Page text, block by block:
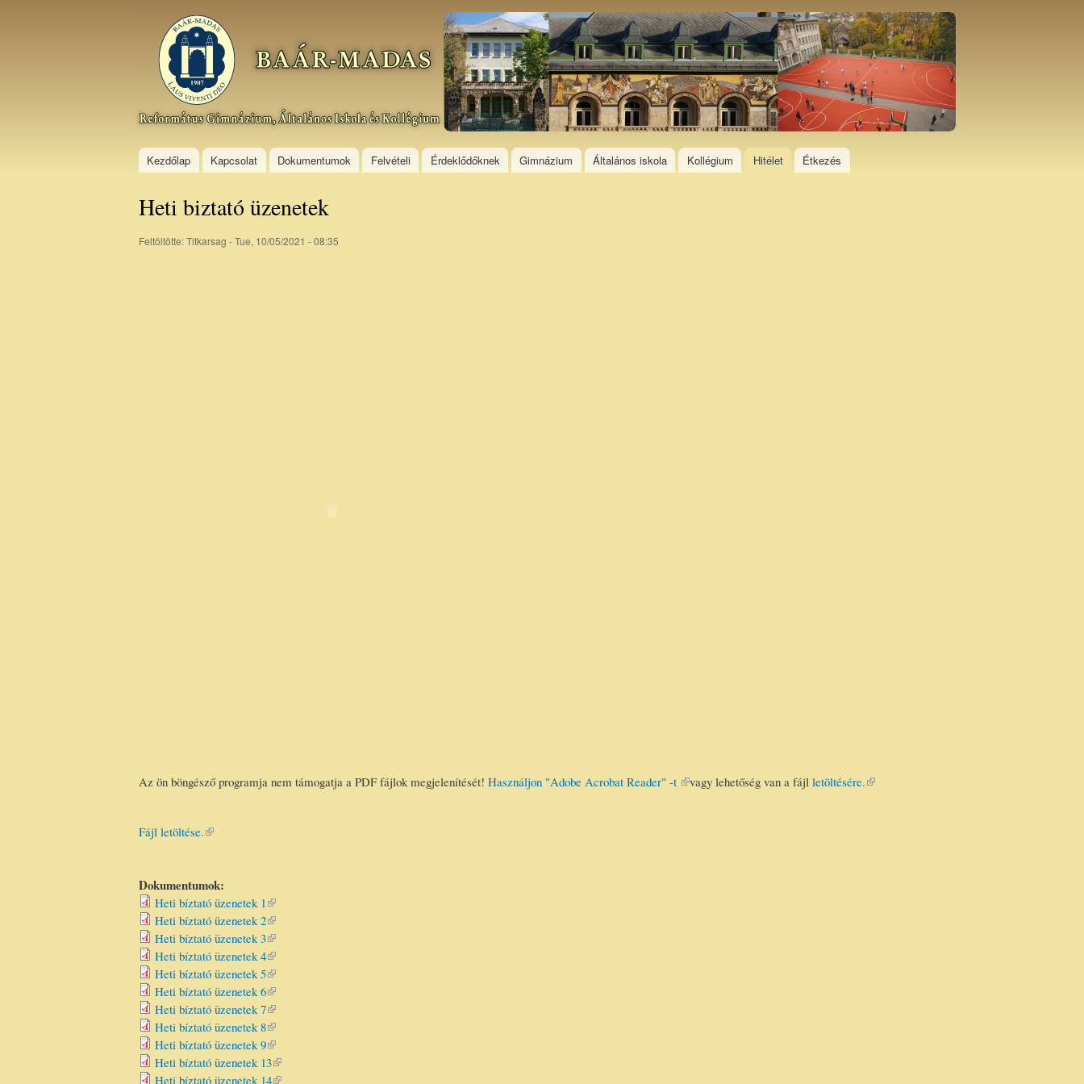
Skip to
main
content
Baár–
Madas
Református
Gimnázium,
Általános
Kollégium
Kezdőlap Kapcsolat Dokumentumok Felvételi Érdeklődőknek Gimnázium Általános iskola Kollégium Hitélet Étkezés
Heti biztató üzenetek
Feltöltötte:Titkarsag - Tue, 10/05/2021 - 08:35
Az ön böngésző programja nem támogatja a PDF fájlok megjelenítését! Használjon "Adobe Acrobat Reader" -t (link is
vagy lehetőség van a fájl letöltésére.(link is
Fájl letöltése.(link is
Dokumentumok:
Heti bíztató üzenetek 1(link is
external)
Heti bíztató üzenetek 2(link is
external)
Heti bíztató üzenetek 3(link is
external)
Heti bíztató üzenetek 4(link is
external)
Heti bíztató üzenetek 5(link is
external)
Heti bíztató üzenetek 6(link is
external)
Heti bíztató üzenetek 7(link is
external)
Heti bíztató üzenetek 8(link is
external)
Heti bíztató üzenetek 9(link is
external)
Heti bíztató üzenetek 13(link is
external)
Heti bíztató üzenetek 14(link is